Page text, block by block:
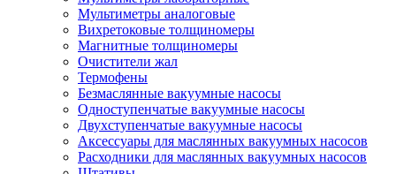
Мультиметры аналоговые
Вихретоковые толщиномеры
Магнитные толщиномеры
Очистители жал
Термофены
Безмаслянные вакуумные насосы
Одноступенчатые вакуумные насосы
Двухступенчатые вакуумные насосы
Аксессуары для маслянных вакуумных насосов
Расходники для маслянных вакуумных насосов